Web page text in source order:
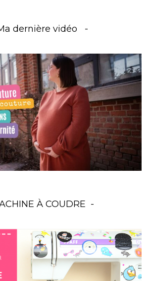
dernière vidéo
À COUDRE